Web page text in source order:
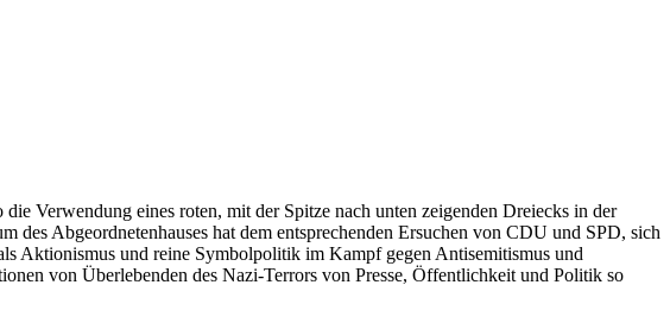
Verwendung eines roten, mit der Spitze nach unten zeigenden Dreiecks in der
Abgeordnetenhauses hat dem entsprechenden Ersuchen von CDU und SPD, sich
Aktionismus und reine Symbolpolitik im Kampf gegen Antisemitismus und
von Überlebenden des Nazi-Terrors von Presse, Öffentlichkeit und Politik so